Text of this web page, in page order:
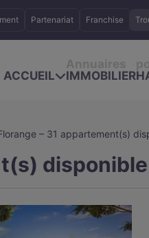
Partenariat Franchise
ACCUEIL
IMMOBILIER
– 31 appartement(s)